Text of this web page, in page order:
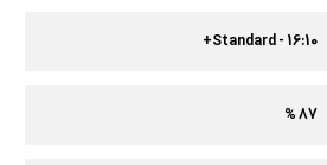
16:10 - Standard+
87 %